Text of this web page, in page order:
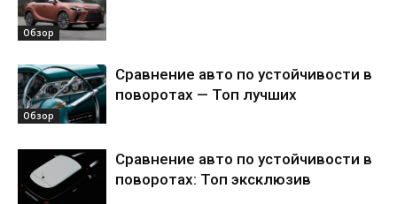
Обзор
Обзор
Сравнение авто по устойчивости в
поворотах — Топ лучших
Сравнение авто по устойчивости в
поворотах: Топ эксклюзив